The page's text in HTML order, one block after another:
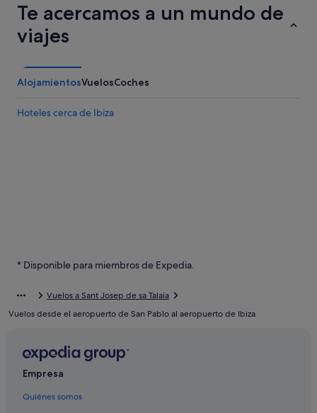
Te acercamos a un mundo de
viajes
AlojamientosVuelosCoches
Hoteles cerca de Ibiza
* Disponible para miembros de Expedia.
Vuelos a Sant Josep de sa Talaia
Vuelos desde el aeropuerto de San Pablo al aeropuerto de Ibiza
Empresa
Quiénes somos